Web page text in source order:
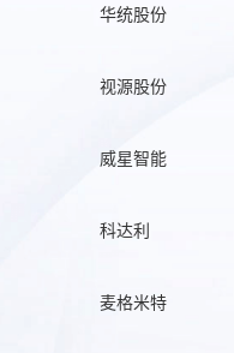
华统股份
视源股份
威星智能
科达利
麦格米特